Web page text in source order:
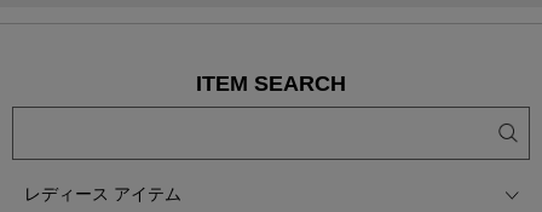
ITEM SEARCH
レディース アイテム